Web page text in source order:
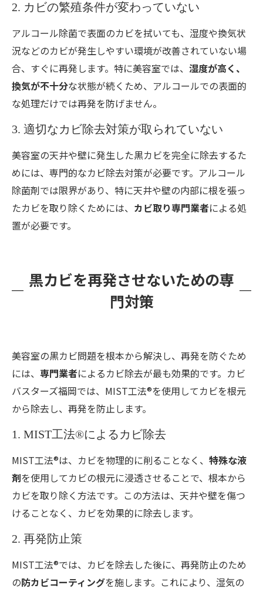
2. カビの繁殖条件が変わっていない
アルコール除菌で表面のカビを拭いても、湿度や換気状
況などのカビが発生しやすい環境が改善されていない場
合、すぐに再発します。特に美容室では、 湿度が高く、
換気が不十分な状態が続くため、アルコールでの表面的
な処理だけでは再発を防げません。
3. 適切なカビ除去対策が取られていない
美容室の天井や壁に発生した黒カビを完全に除去するた
めには、専門的なカビ除去対策が必要です。アルコール
除菌剤では限界があり、特に天井や壁の内部に根を張っ
たカビを取り除くためには、 カビ取り専門業者による処
置が必要です。
黒カビを再発させないための専
門対策
美容室の黒カビ問題を根本から解決し、再発を防ぐため
には、 専門業者によるカビ除去が最も効果的です。カビ
バスターズ福岡では、MIST工法®を使用してカビを根元
から除去し、再発を防止します。
1. MIST工法®によるカビ除去
MIST工法®は、カビを物理的に削ることなく、 特殊な液
剤を使用してカビの根元に浸透させることで、根本から
カビを取り除く方法です。この方法は、天井や壁を傷つ
けることなく、カビを効果的に除去します。
2. 再発防止策
MIST工法®では、カビを除去した後に、再発防止のため
の防カビコーティングを施します。これにより、湿気の